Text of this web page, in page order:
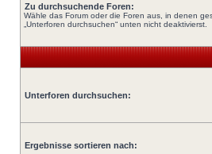
Zu durchsuchende Foren:
Wähle das Forum oder die Foren aus, in denen
„Unterforen durchsuchen“ unten nicht deaktivierst.
Unterforen durchsuchen:
Ergebnisse sortieren nach: